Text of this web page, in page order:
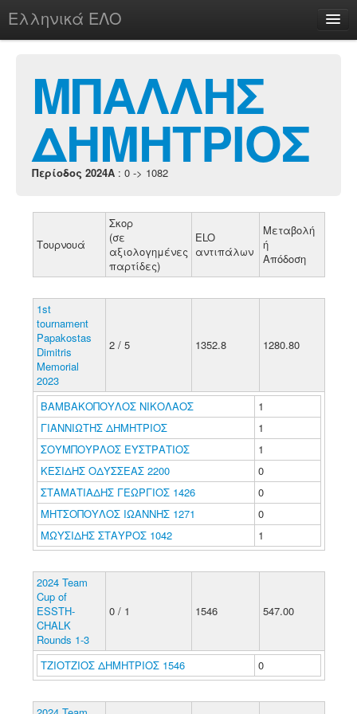
Ελληνικά ΕΛΟ
chesstu.be @ discord
Login
ΜΠΑΛΛΗΣ
ΔΗΜΗΤΡΙΟΣ
Περίοδος 2024A : 0 -> 1082
Τουρνουά
Σκορ
(σε
αξιολογημένες
παρτίδες)
ELO
αντιπάλων
Μεταβολή
ή
Απόδοση
1st
tournament
Papakostas
Dimitris
Memorial
2023
2 / 5 1352.8 1280.80
ΒΑΜΒΑΚΟΠΟΥΛΟΣ ΝΙΚΟΛΑΟΣ
1
ΓΙΑΝΝΙΩΤΗΣ ΔΗΜΗΤΡΙΟΣ
1
ΣΟΥΜΠΟΥΡΛΟΣ ΕΥΣΤΡΑΤΙΟΣ
1
ΚΕΣΙΔΗΣ ΟΔΥΣΣΕΑΣ 2200
0
ΣΤΑΜΑΤΙΑΔΗΣ ΓΕΩΡΓΙΟΣ 1426
0
ΜΗΤΣΟΠΟΥΛΟΣ ΙΩΑΝΝΗΣ 1271
0
ΜΩΥΣΙΔΗΣ ΣΤΑΥΡΟΣ 1042
1
2024 Team
Cup of
ESSTH-
CHALK
Rounds 1-3
0 / 1 1546 547.00
ΤΖΙΟΤΖΙΟΣ ΔΗΜΗΤΡΙΟΣ 1546 0